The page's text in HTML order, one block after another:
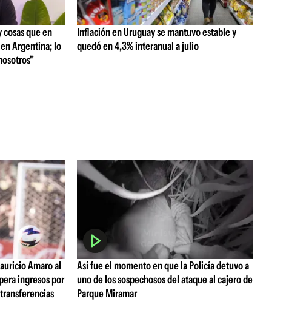
que en
Argentina; lo
Inflación en Uruguay se mantuvo estable y
quedó en 4,3% interanual a julio
Amaro al
ingresos por
Así fue el momento en que la Policía detuvo a
uno de los sospechosos del ataque al cajero de
Parque Miramar